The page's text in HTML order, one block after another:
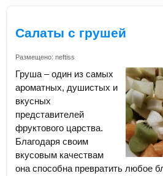
Салаты с грушей
Размещено: neftiss
Груша – один из самых
ароматных, душистых и
вкусных
представителей
фруктового царства.
Благодаря своим
вкусовым качествам
она способна превратить любое